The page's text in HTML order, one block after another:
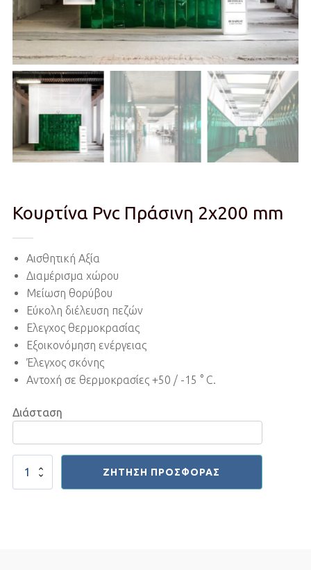
Κουρτίνα Pvc Πράσινη 2x200 mm
Αισθητική Αξία
Διαμέρισμα χώρου
Μείωση θορύβου
Εύκολη διέλευση πεζών
Ελεγχος θερμοκρασίας
Εξοικονόμηση ενέργειας
Έλεγχος σκόνης
Αντοχή σε θερμοκρασίες +50 / -15 ° C.
Διάσταση
Κουρτίνα
ΖΉΤΗΣΗ ΠΡΟΣΦΟΡΆΣ